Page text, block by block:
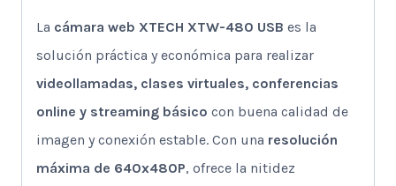
La cámara web XTECH XTW-480 USB es la
solución práctica y económica para realizar
videollamadas, clases virtuales, conferencias
online y streaming básico con buena calidad de
imagen y conexión estable. Con una resolución
máxima de 640x480P, ofrece la nitidez